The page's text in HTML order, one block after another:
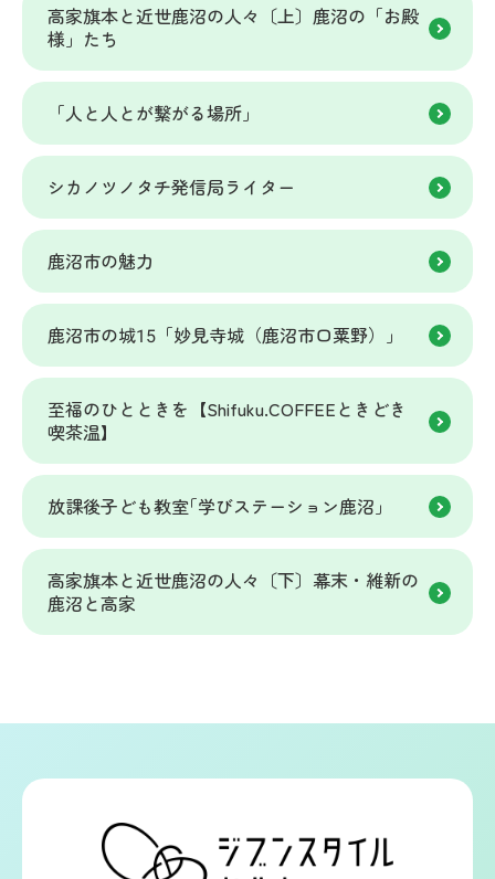
高家旗本と近世鹿沼の人々〔上〕鹿沼の「お殿
様」たち
「人と人とが繋がる場所」
シカノツノタチ発信局ライター
鹿沼市の魅力
鹿沼市の城15「妙見寺城（鹿沼市口粟野）」
至福のひとときを【Shifuku.COFFEEときどき
喫茶温】
放課後子ども教室｢学びステーション鹿沼｣
高家旗本と近世鹿沼の人々〔下〕幕末・維新の
鹿沼と高家